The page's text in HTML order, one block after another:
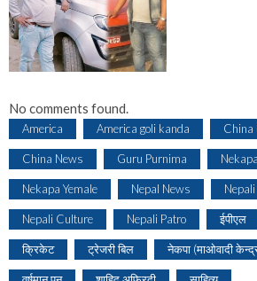
No comments found.
America America goli kanda China
China News Guru Purnima
Nekapa Yemale Nepal News
Nepali Culture Nepali Patro ईपीएल
क्रिकेट ट्रेजरी बिल नेकपा (माओवादी